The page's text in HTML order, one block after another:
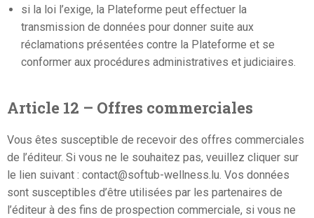
si la loi l’exige, la Plateforme peut effectuer la
transmission de données pour donner suite aux
réclamations présentées contre la Plateforme et se
conformer aux procédures administratives et judiciaires.
Article 12 – Offres commerciales
Vous êtes susceptible de recevoir des offres commerciales
de l’éditeur. Si vous ne le souhaitez pas, veuillez cliquer sur
le lien suivant : contact@softub-wellness.lu. Vos données
sont susceptibles d’être utilisées par les partenaires de
l’éditeur à des fins de prospection commerciale, si vous ne